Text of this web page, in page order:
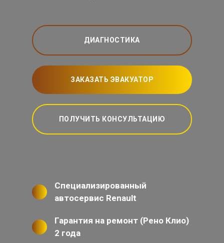
ДИАГНОСТИКА
ЗАКАЗАТЬ ЭВАКУАТОР
ПОЛУЧИТЬ КОНСУЛЬТАЦИЮ
Специализированный
автосервис Renault
Гарантия на ремонт (Рено Клио)
2 года